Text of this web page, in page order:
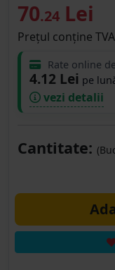
70.24 Lei
Prețul conține TVA
Rate online
4.12 Lei pe
vezi detalii
Cantitate: